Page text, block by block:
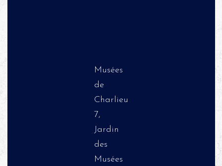
Musées
de
Charlieu
7,
Jardin
des
Musées